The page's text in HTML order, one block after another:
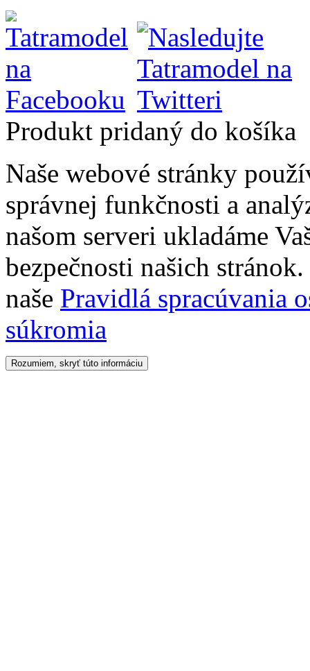
Produkt pridaný do košíka
Naše webové stránky
správnej funkčnosti a
našom serveri ukladáme
bezpečnosti našich
naše Pravidlá spracúvania
súkromia
Rozumiem, skryť túto informáciu